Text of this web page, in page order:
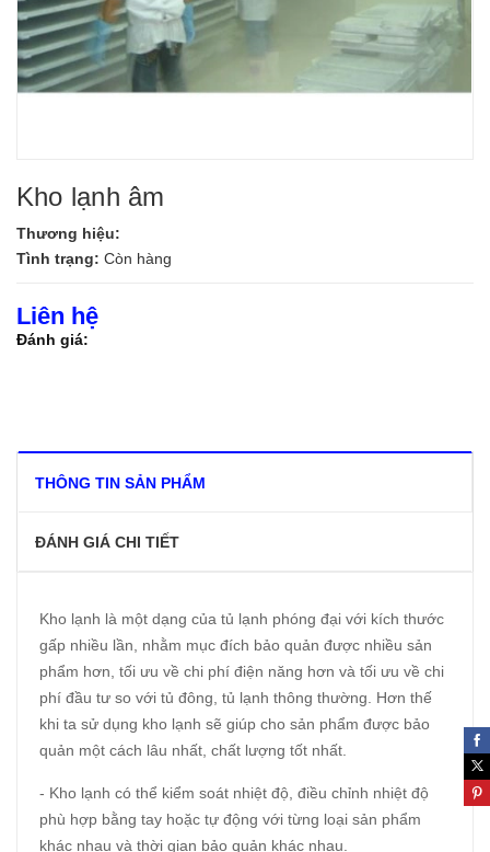
Kho lạnh âm
Thương hiệu:
Tình trạng: Còn hàng
Liên hệ
Đánh giá:
THÔNG TIN SẢN PHẨM
ĐÁNH GIÁ CHI TIẾT
Kho lạnh là một dạng của tủ lạnh phóng đại với kích thước
gấp nhiều lần, nhằm mục đích bảo quản được nhiều sản
phẩm hơn, tối ưu về chi phí điện năng hơn và tối ưu về chi
phí đầu tư so với tủ đông, tủ lạnh thông thường. Hơn thế
khi ta sử dụng kho lạnh sẽ giúp cho sản phẩm được bảo
quản một cách lâu nhất, chất lượng tốt nhất.
- Kho lạnh có thể kiểm soát nhiệt độ, điều chỉnh nhiệt độ
phù hợp bằng tay hoặc tự động với từng loại sản phẩm
khác nhau và thời gian bảo quản khác nhau.